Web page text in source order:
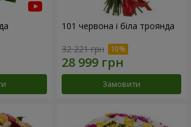
101 червона і біла троянда
32 221 грн
Замовити